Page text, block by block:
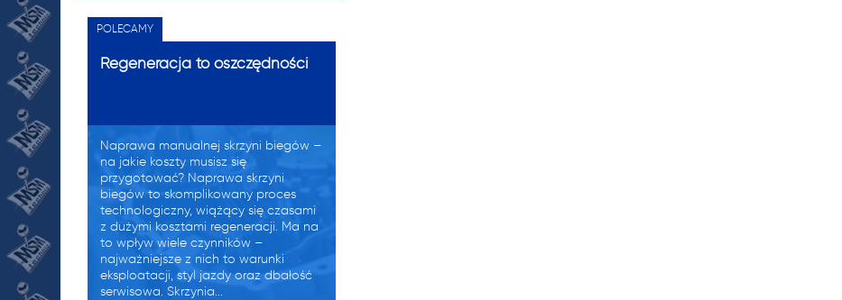
POLECAMY
Regeneracja to oszczędności
Naprawa manualnej skrzyni biegów –
na jakie koszty musisz się
przygotować? Naprawa skrzyni
biegów to skomplikowany proces
technologiczny, wiążący się czasami
z dużymi kosztami regeneracji. Ma na
to wpływ wiele czynników –
najważniejsze z nich to warunki
eksploatacji, styl jazdy oraz dbałość
serwisowa. Skrzynia...